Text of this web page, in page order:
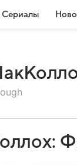
Сериалы